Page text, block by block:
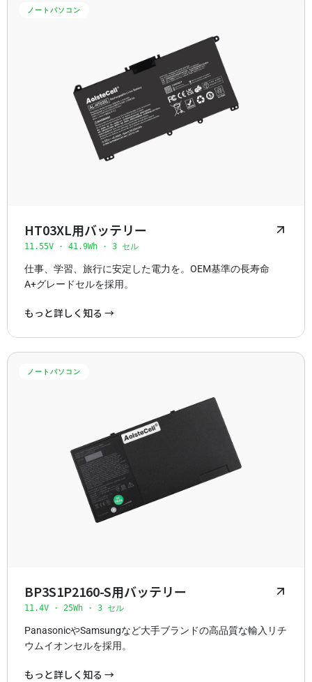
ノートパソコン
HT03XL用バッテリー
11.55V · 41.9Wh · 3 セル
仕事、学習、旅行に安定した電力を。OEM基準の長寿命
A+グレードセルを採用。
もっと詳しく知る →
ノートパソコン
BP3S1P2160-S用バッテリー
11.4V · 25Wh · 3 セル
PanasonicやSamsungなど大手ブランドの高品質な輸入リチ
ウムイオンセルを採用。
もっと詳しく知る →